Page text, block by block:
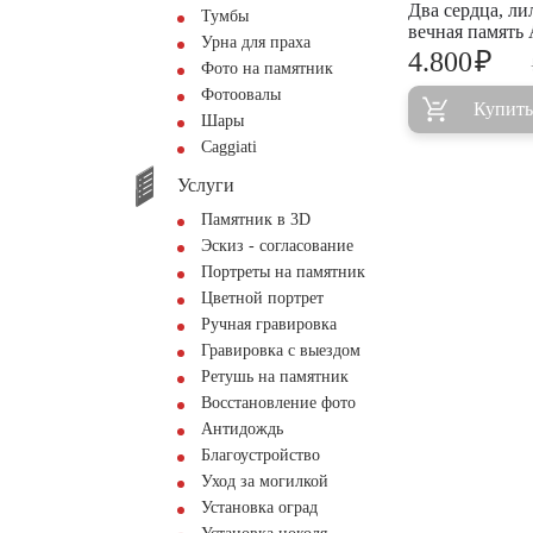
Тумбы
Урна для праха
Фото на памятник
Фотоовалы
Шары
Сaggiati
Услуги
Памятник в 3D
Эскиз - согласование
Портреты на памятник
Цветной портрет
Ручная гравировка
Гравировка с выездом
Ретушь на памятник
Восстановление фото
Антидождь
Благоустройство
Уход за могилкой
Установка оград
Два сердца,
вечная память
4.800₽
Купить